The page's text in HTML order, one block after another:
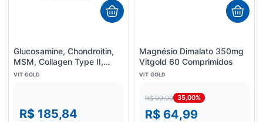
Glucosamine, Chondroitin,
MSM, Collagen Type II,
Hyaluronic Acid & Vitamin C
VIT GOLD
R$ 185,84
Magnésio Dimalato 350mg
Vitgold 60 Comprimidos
VIT GOLD
R$ 99,99 35,00%
R$ 64,99